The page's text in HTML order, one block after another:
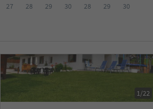
27 28 29
30
28
29 30
1/22